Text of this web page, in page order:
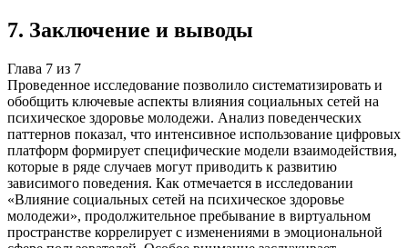
7. Заключение и выводы
Глава 7 из 7
Проведенное исследование позволило систематизировать и
обобщить ключевые аспекты влияния социальных сетей на
психическое здоровье молодежи. Анализ поведенческих
паттернов показал, что интенсивное использование цифровых
платформ формирует специфические модели взаимодействия,
которые в ряде случаев могут приводить к развитию
зависимого поведения. Как отмечается в исследовании
«Влияние социальных сетей на психическое здоровье
молодежи», продолжительное пребывание в виртуальном
пространстве коррелирует с изменениями в эмоциональной